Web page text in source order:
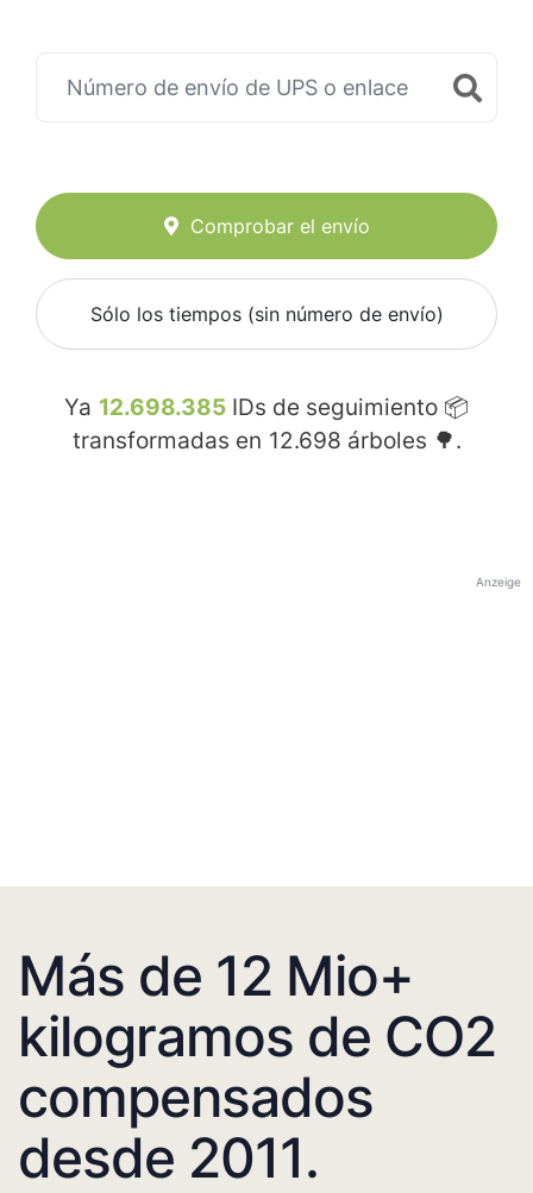
Comprobar el envío
Sólo los tiempos (sin número de envío)
Ya 12.698.385 IDs de seguimiento 📦
transformadas en 12.698 árboles 🌳.
Anzeige
Más de 12 Mio+
kilogramos de CO2
compensados
desde 2011.